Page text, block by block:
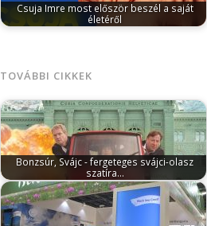
Csuja Imre most először beszél a saját
életéről
TOVÁBBI CIKKEK
Bonzsúr, Svájc - fergeteges svájci-olasz
szatíra…
szeptember 2, 2025Szeptember 4-től az
Uránia Film forgalmazásában lesz látható
a hazai…